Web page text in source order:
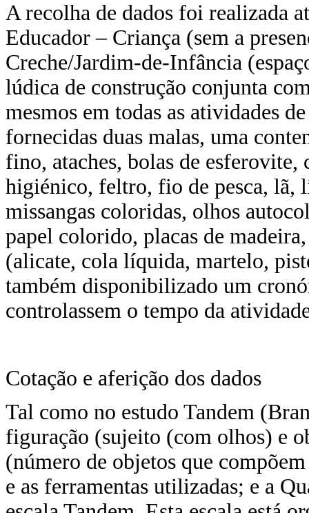
A recolha de dados foi realizada
Educador – Criança (sem a
Creche/Jardim-de-Infância
lúdica de construção conjunta
mesmos em todas as atividades
fornecidas duas malas, uma
fino, ataches, bolas de esferovite,
higiénico, feltro, fio de pesca, lã,
missangas coloridas, olhos
papel colorido, placas de
(alicate, cola líquida, martelo,
também disponibilizado um
controlassem o tempo da
Cotação e aferição dos dados
Tal como no estudo Tandem
figuração (sujeito (com olhos) e
(número de objetos que
e as ferramentas utilizadas; e a